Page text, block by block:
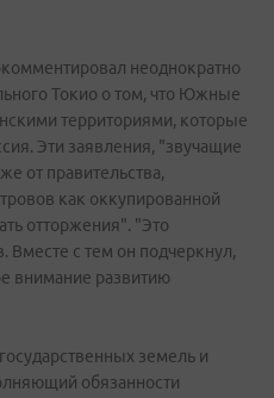
неоднократно
Токио о том, что Южные
территориями, которые
Эти заявления, "звучащие
от правительства,
как оккупированной
отторжения". "Это
Вместе с тем он подчеркнул,
внимание развитию
земель и
обязанности